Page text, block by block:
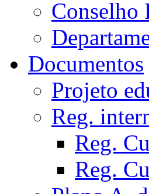
Conselho
Documentos
Projeto
Reg.
Reg.
Reg.